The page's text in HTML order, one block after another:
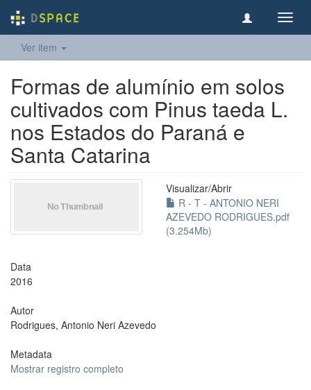
Ver item
Formas de alumínio em solos
cultivados com Pinus taeda L.
nos Estados do Paraná e
Santa Catarina
Visualizar/Abrir
R - T - ANTONIO NERI
AZEVEDO RODRIGUES.pdf
(3.254Mb)
Data
2016
Autor
Rodrigues, Antonio Neri Azevedo
Metadata
Mostrar registro completo